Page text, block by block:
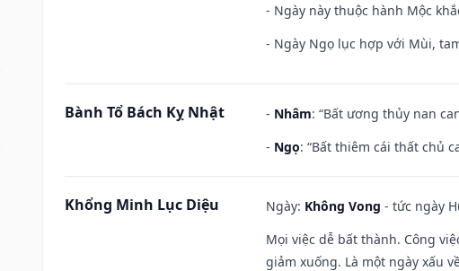
- Ngày này thuộc hành Mộc
- Ngày Ngọ lục hợp với Mùi,
Bành Tổ Bách Kỵ Nhật - Nhâm: “Bất ương thủy nan
- Ngọ: “Bất thiêm cái thất chủ
Khổng Minh Lục Diệu Ngày: Không Vong - tức ngày
Mọi việc dễ bất thành. Công
giảm xuống. Là một ngày xấu